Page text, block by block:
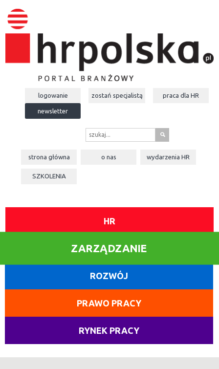
logowanie zostań specjalistą praca dla HR
newsletter
s
strona główna o nas wydarzeniaHR
SZKOLENIA
HR
ZARZĄDZANIE
ROZWÓJ
PRAWO PRACY
RYNEK PRACY